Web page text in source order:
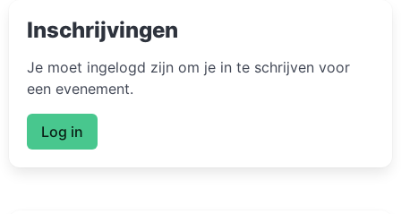
Inschrijvingen
Je moet ingelogd zijn om je in te schrijven voor
een evenement.
Log in